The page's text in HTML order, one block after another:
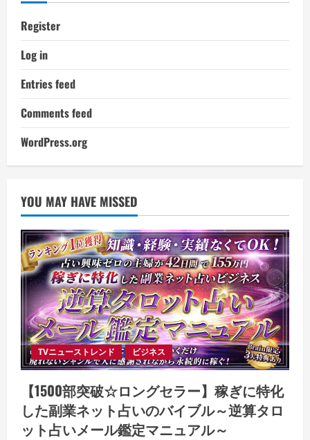
Register
Log in
Entries feed
Comments feed
WordPress.org
YOU MAY HAVE MISSED
TVニューストレンド ビジネス
【1500部突破☆ロングセラー】稼ぎに特化
した副業ネット占いのバイブル～逆算タロ
ット占いメール鑑定マニュアル～